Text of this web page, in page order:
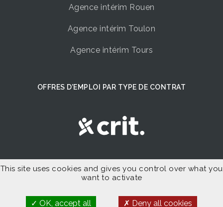
Agence intérim Rouen
Agence intérim Toulon
Agence intérim Tours
OFFRES D’EMPLOI PAR TYPE DE CONTRAT
Offres d’Emploi Intérim
This site uses cookies and gives you control over what you
want to activate
OK, accept all Deny all cookies